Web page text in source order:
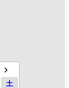
土